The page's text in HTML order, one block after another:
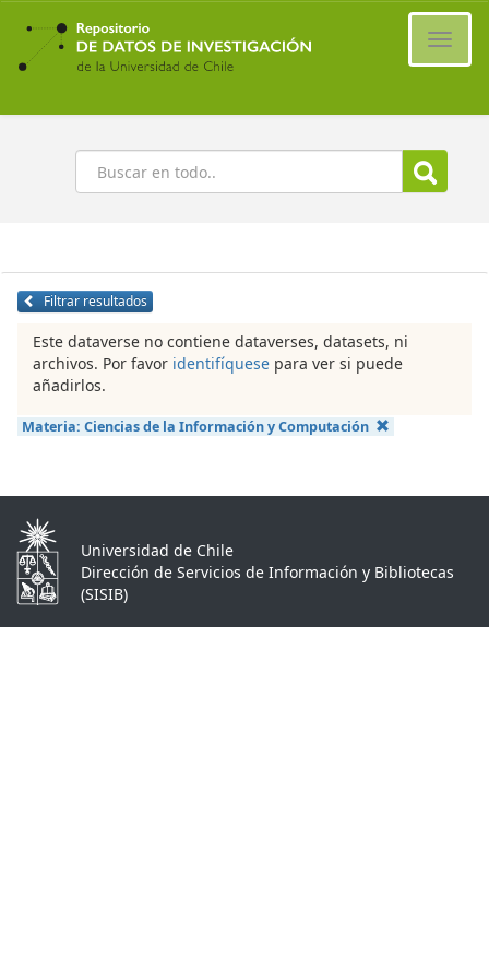
Ir
contenido
principal
Buscar
Filtrar resultados
Este dataverse no contiene dataverses, datasets, ni
archivos. Por favor identifíquese para ver si puede
añadirlos.
Materia: Ciencias de la Información y Computación
Universidad de Chile
Dirección de Servicios de Información y Bibliotecas
(SISIB)